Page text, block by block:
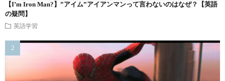
【I’m Iron Man?】”アイム”アイアンマンって言わないのはなぜ？【英語
の疑問】
英語学習